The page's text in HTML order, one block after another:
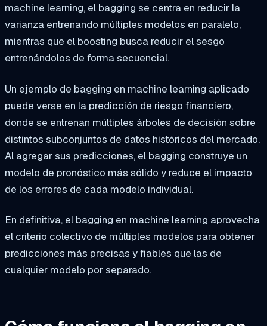
machine learning, el bagging se centra en reducir la
varianza entrenando múltiples modelos en paralelo,
mientras que el boosting busca reducir el sesgo
entrenándolos de forma secuencial.
Un ejemplo de bagging en machine learning aplicado
puede verse en la predicción de riesgo financiero,
donde se entrenan múltiples árboles de decisión sobre
distintos subconjuntos de datos históricos del mercado.
Al agregar sus predicciones, el bagging construye un
modelo de pronóstico más sólido y reduce el impacto
de los errores de cada modelo individual.
En definitiva, el bagging en machine learning aprovecha
el criterio colectivo de múltiples modelos para obtener
predicciones más precisas y fiables que las de
cualquier modelo por separado.